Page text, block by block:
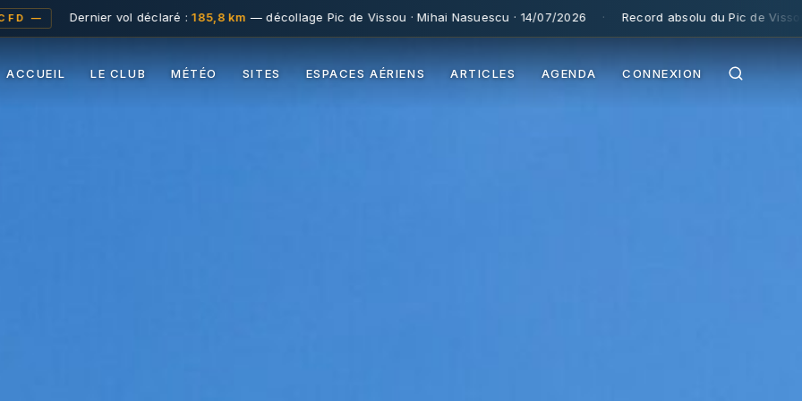
ACCUEIL LE CLUB MÉTÉO SITES ESPACES AÉRIENS ARTICLES AGENDA CONNEXION
vol déclaré :185,8 km— décollage Pic de Vissou · Mihai Nasuescu · 14/07/2026 · Record absolu du Pic de Vissou (depuis 1995) :